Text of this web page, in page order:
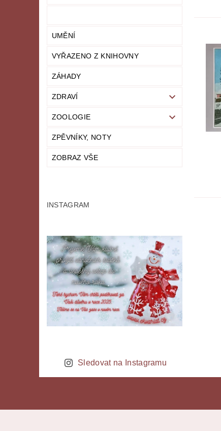
UMĚNÍ
VYŘAZENO Z KNIHOVNY
ZÁHADY
ZDRAVÍ
ZOOLOGIE
ZPĚVNÍKY, NOTY
ZOBRAZ VŠE
INSTAGRAM
Sledovat na Instagramu